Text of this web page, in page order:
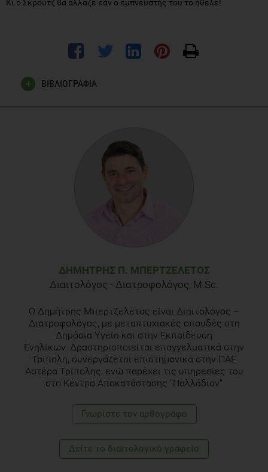
Κι ο Σκρούτζ θα άλλαζε εάν ο εμπνευστής του το ήθελε!
ΒΙΒΛΙΟΓΡΑΦΙΑ
ΔΗΜΉΤΡΗΣ Π. ΜΠΕΡΤΖΕΛΈΤΟΣ
Διαιτολόγος - Διατροφολόγος, M.Sc.
Ο Δημήτρης Μπερτζελέτος είναι Διαιτολόγος –
Διατροφολόγος, με μεταπτυχιακές σπουδές στη
Δημόσια Υγεία και στην Εκπαίδευση
Ενηλίκων. Δραστηριοποιείται επαγγελματικά στην
Τρίπολη, συνεργάζεται επιστημονικά στην ΠΑΕ
Αστέρα Τρίπολης, ενώ παρέχει τις υπηρεσίες του
στο Κέντρο Αποκατάστασης "Παλλάδιον"
Γνωρίστε τoν αρθογράφο
Δείτε το διαιτολογικό γραφείο